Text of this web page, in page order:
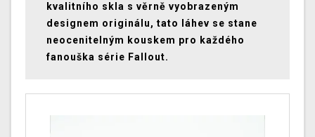
kvalitního skla s věrně vyobrazeným
designem originálu, tato láhev se stane
neocenitelným kouskem pro každého
fanouška série Fallout.